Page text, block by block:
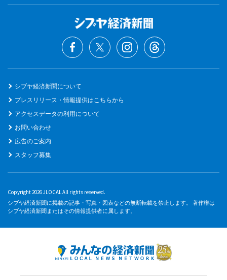
シブヤ経済新聞について
プレスリリース・情報提供はこちらから
アクセスデータの利用について
お問い合わせ
広告のご案内
スタッフ募集
Copyright 2026 JLOCAL All rights reserved.
シブヤ経済新聞に掲載の記事・写真・図表などの無断転載を禁止します。 著作権は
シブヤ経済新聞またはその情報提供者に属します。